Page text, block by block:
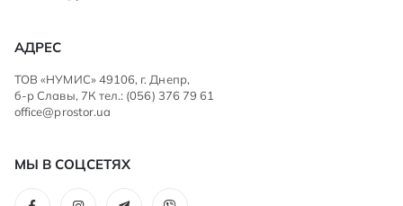
АДРЕС
ТОВ «НУМИС» 49106, г. Днепр,
б-р Славы, 7К тел.: (056) 376 79 61
office@prostor.ua
МЫ В СОЦСЕТЯХ